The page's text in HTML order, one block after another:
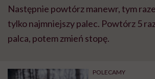
Następnie powtórz manewr, tym
tylko najmniejszy palec. Powtórz 5
palca, potem zmień stopę.
POLECAMY